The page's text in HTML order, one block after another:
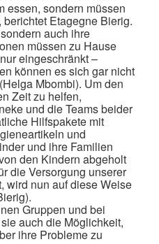
essen, sondern müssen
berichtet Etagegne Bierig.
auch ihre
müssen zu Hause
eingeschränkt –
können es sich gar nicht
Mbombi). Um den
Zeit zu helfen,
und die Teams beider
Hilfspakete mit
und
und ihre Familien
den Kindern abgeholt
die Versorgung unserer
wird nun auf diese Weise
Gruppen und bei
auch die Möglichkeit,
ihre Probleme zu